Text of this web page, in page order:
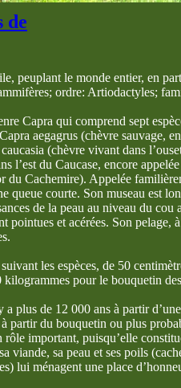
de
peuplant le monde entier, en
ordre: Artiodactyles;
Capra qui comprend sept
aegagrus (chèvre sauvage,
(chèvre vivant dans
l’est du Caucase, encore
du Cachemire). Appelée
queue courte. Son museau est
de la peau au niveau du
pointues et acérées. Son
les espèces, de 50
kilogrammes pour le bouquetin
plus de 12 000 ans à partir
partir du bouquetin ou plus
important, puisqu’elle
viande, sa peau et ses poils
lui ménagent une place